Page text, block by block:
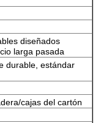
diseñados
larga pasada
durable, estándar
cajas del cartón